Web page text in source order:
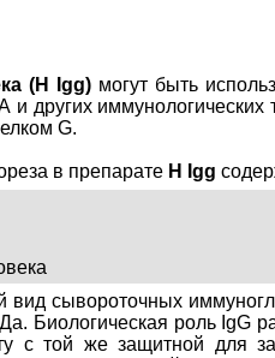
(H Igg) могут быть
и других
G.
в препарате H Igg
сывороточных
Биологическая роль IgG
с той же защитной для